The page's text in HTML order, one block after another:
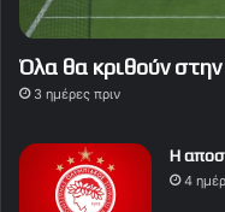
Όλα θα κριθούν
3 ημέρες πριν
Η
4